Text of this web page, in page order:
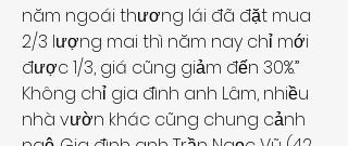
năm ngoái thương lái đã đặt mua
2/3 lượng mai thì năm nay chỉ mới
được 1/3, giá cũng giảm đến 30%.”
Không chỉ gia đình anh Lâm, nhiều
nhà vườn khác cũng chung cảnh